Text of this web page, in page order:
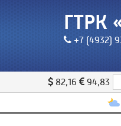
ГТРК
+7 (4932)
82,16
94,83